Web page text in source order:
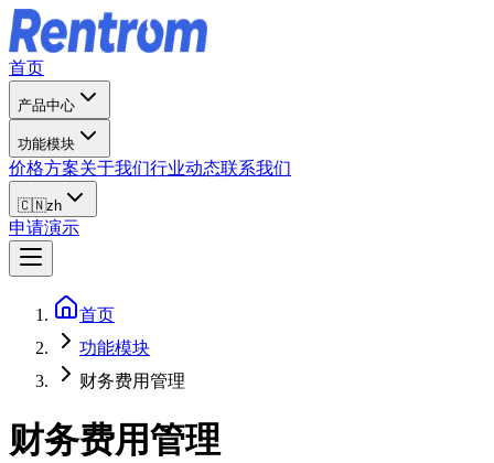
首页
产品中心
功能模块
价格方案关于我们行业动态联系我们
🇨🇳zh
申请演示
首页
功能模块
财务费用管理
财务费用管理